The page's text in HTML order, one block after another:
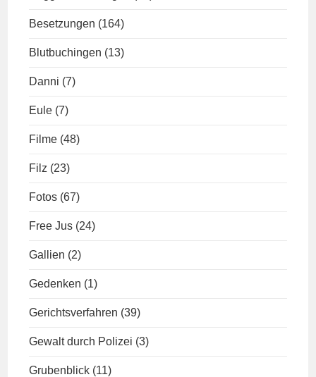
Besetzungen (164)
Blutbuchingen (13)
Danni (7)
Eule (7)
Filme (48)
Filz (23)
Fotos (67)
Free Jus (24)
Gallien (2)
Gedenken (1)
Gerichtsverfahren (39)
Gewalt durch Polizei (3)
Grubenblick (11)